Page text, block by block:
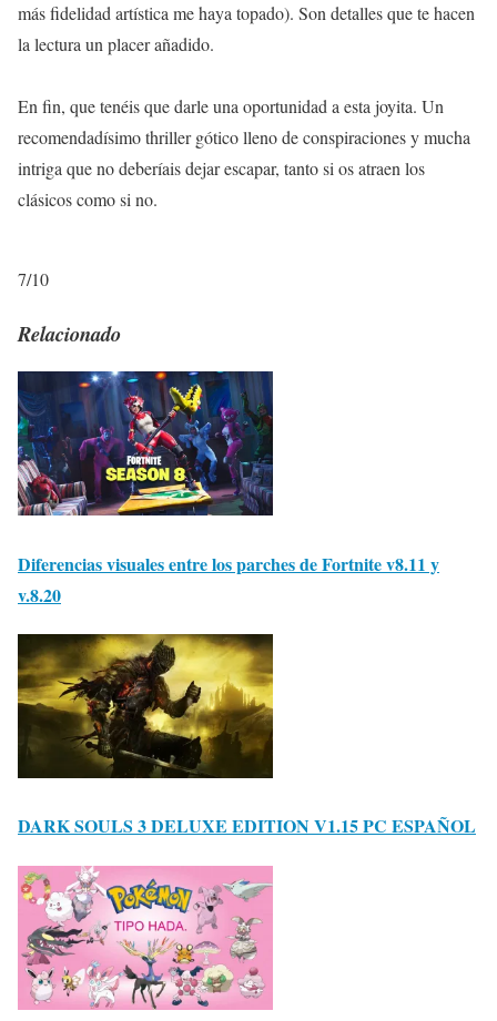
más fidelidad artística me haya topado). Son detalles que te hacen
la lectura un placer añadido.
En fin, que tenéis que darle una oportunidad a esta joyita. Un
recomendadísimo thriller gótico lleno de conspiraciones y mucha
intriga que no deberíais dejar escapar, tanto si os atraen los
clásicos como si no.
7/10
Relacionado
Diferencias visuales entre los parches de Fortnite v8.11 y
v.8.20
DARK SOULS 3 DELUXE EDITION V1.15 PC ESPAÑOL